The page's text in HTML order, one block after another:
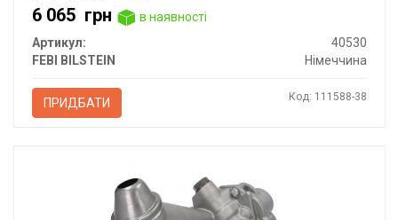
6 065 грн
в наявності
Артикул:
40530
FEBI BILSTEIN
Німеччина
ПРИДБАТИ Код: 111588-38